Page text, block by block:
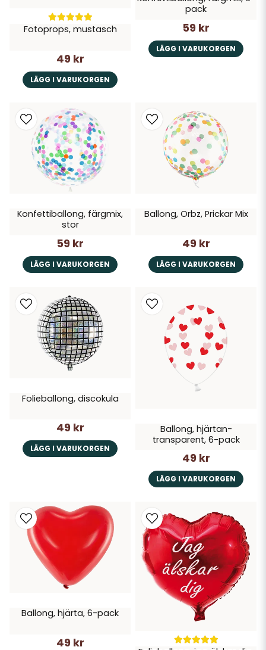
Fotoprops, mustasch
49 kr
LÄGG I VARUKORGEN
pack
59 kr
LÄGG I VARUKORGEN
Konfettiballong, färgmix,
stor
59 kr
LÄGG I VARUKORGEN
Ballong, Orbz, Prickar Mix
49 kr
LÄGG I VARUKORGEN
Folieballong, discokula
49 kr
LÄGG I VARUKORGEN
Ballong, hjärtan-
transparent, 6-pack
49 kr
LÄGG I VARUKORGEN
Ballong, hjärta, 6-pack
49 kr